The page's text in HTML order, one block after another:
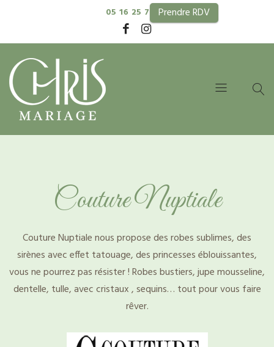
Prendre RDV
05 16 25 74 99
Couture Nuptiale
Couture Nuptiale nous propose des robes sublimes, des
sirènes avec effet tatouage, des princesses éblouissantes,
vous ne pourrez pas résister ! Robes bustiers, jupe mousseline,
dentelle, tulle, avec cristaux , sequins… tout pour vous faire
rêver.